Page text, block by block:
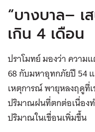
“บางบาล– เ
เกิน 4 เดือน
ปราโมทย์ มองว่า ความ
68 กับมหาอุทกภัยปี 54
เหตุการณ์ พายุหลงฤดูที่
ปริมาณฝนที่ตกต่อเนื่อง
ปริมาณในเขื่อนเพิ่มขึ้น